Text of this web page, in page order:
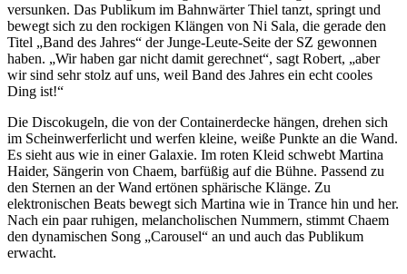
versunken. Das Publikum im Bahnwärter Thiel tanzt, springt und
bewegt sich zu den rockigen Klängen von Ni Sala, die gerade den
Titel „Band des Jahres“ der Junge-Leute-Seite der SZ gewonnen
haben. „Wir haben gar nicht damit gerechnet“, sagt Robert, „aber
wir sind sehr stolz auf uns, weil Band des Jahres ein echt cooles
Ding ist!“
Die Discokugeln, die von der Containerdecke hängen, drehen sich
im Scheinwerferlicht und werfen kleine, weiße Punkte an die Wand.
Es sieht aus wie in einer Galaxie. Im roten Kleid schwebt Martina
Haider, Sängerin von Chaem, barfüßig auf die Bühne. Passend zu
den Sternen an der Wand ertönen sphärische Klänge. Zu
elektronischen Beats bewegt sich Martina wie in Trance hin und her.
Nach ein paar ruhigen, melancholischen Nummern, stimmt Chaem
den dynamischen Song „Carousel“ an und auch das Publikum
erwacht.